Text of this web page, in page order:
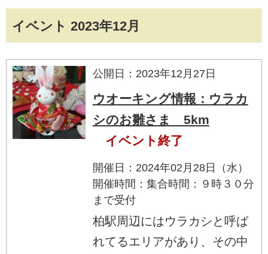
イベント 2023年12月
公開日：2023年12月27日
ウオーキング情報：ウラカ
シのお雛さま 5km
イベント終了
開催日：2024年02月28日（水）
開催時間：集合時間：９時３０分
まで受付
柏駅周辺にはウラカシと呼ば
れてるエリアがあり、その中